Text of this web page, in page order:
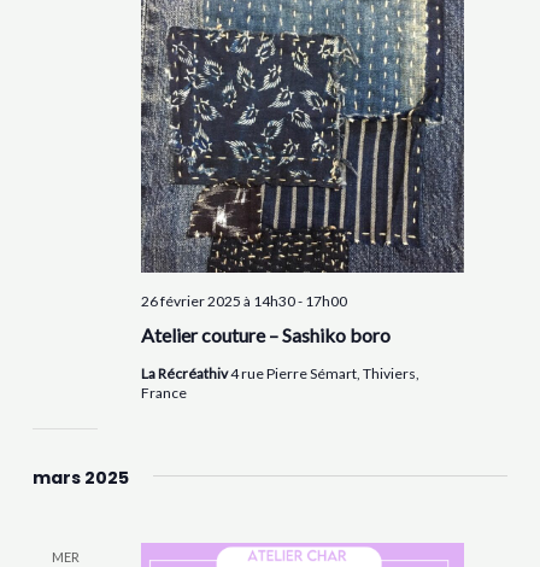
Atelier couture – Sashiko boro
26 février 2025 à 14h30- 17h00
La Récréathiv4 rue Pierre Sémart, Thiviers,
France
mars 2025
MER